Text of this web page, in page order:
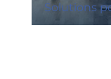
Solutions